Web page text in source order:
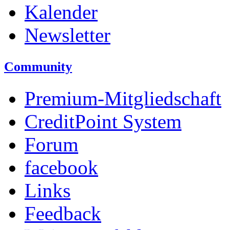
Kalender
Newsletter
Community
Premium-Mitgliedschaft
CreditPoint System
Forum
facebook
Links
Feedback